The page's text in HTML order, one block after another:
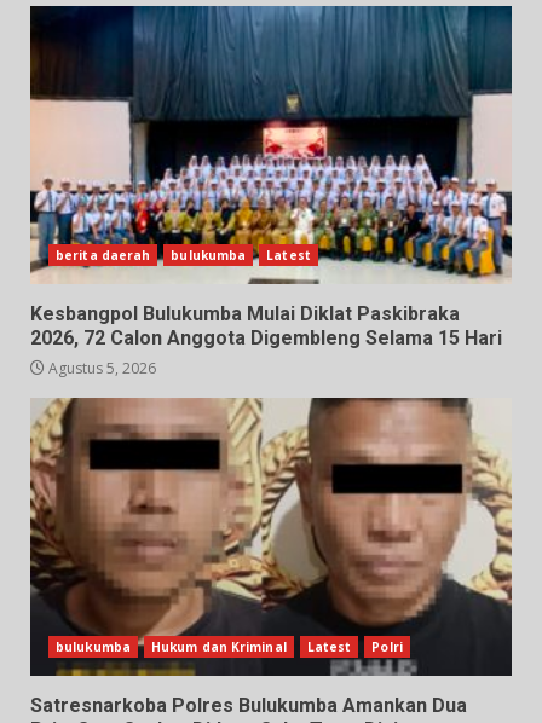
berita daerah bulukumba Latest
Kesbangpol Bulukumba Mulai Diklat Paskibraka
2026, 72 Calon Anggota Digembleng Selama 15 Hari
Agustus 5, 2026
bulukumba Hukum dan Kriminal Latest Polri
Satresnarkoba Polres Bulukumba Amankan Dua